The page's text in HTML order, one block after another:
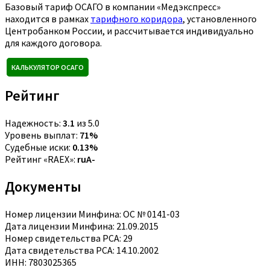
Базовый тариф ОСАГО в компании «Медэкспресс»
находится в рамках тарифного коридора, установленного
Центробанком России, и рассчитывается индивидуально
для каждого договора.
КАЛЬКУЛЯТОР ОСАГО
Рейтинг
Надежность: 3.1 из 5.0
Уровень выплат: 71%
Судебные иски: 0.13%
Рейтинг «RAEX»: ruA-
Документы
Номер лицензии Минфина: ОС № 0141-03
Дата лицензии Минфина: 21.09.2015
Номер свидетельства РСА: 29
Дата свидетельства РСА: 14.10.2002
ИНН: 7803025365